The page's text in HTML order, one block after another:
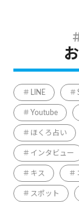
LINE
Youtube
ほくろ占い
インタビュー
キス
スポット